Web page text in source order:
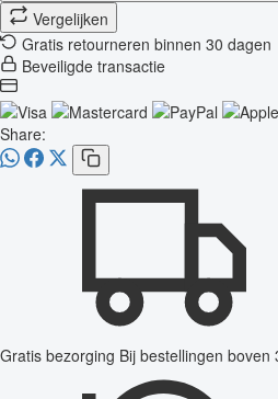
Vergelijken
Gratis retourneren binnen 30 dagen
Beveiligde transactie
Share:
Gratis bezorging Bij bestellingen boven